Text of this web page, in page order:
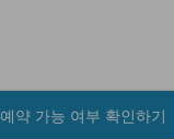
예약 가능 여부 확인하기